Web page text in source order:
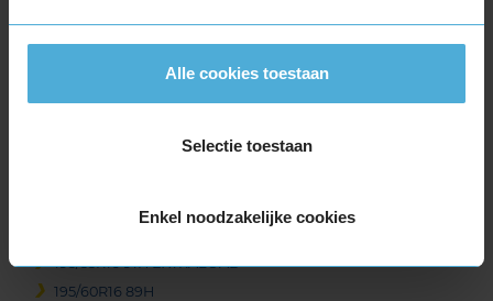
Alle cookies toestaan
Selectie toestaan
Enkel noodzakelijke cookies
195/50R16 88H EXTRALOAD
195/55R16 91H EXTRALOAD
195/60R16 89H